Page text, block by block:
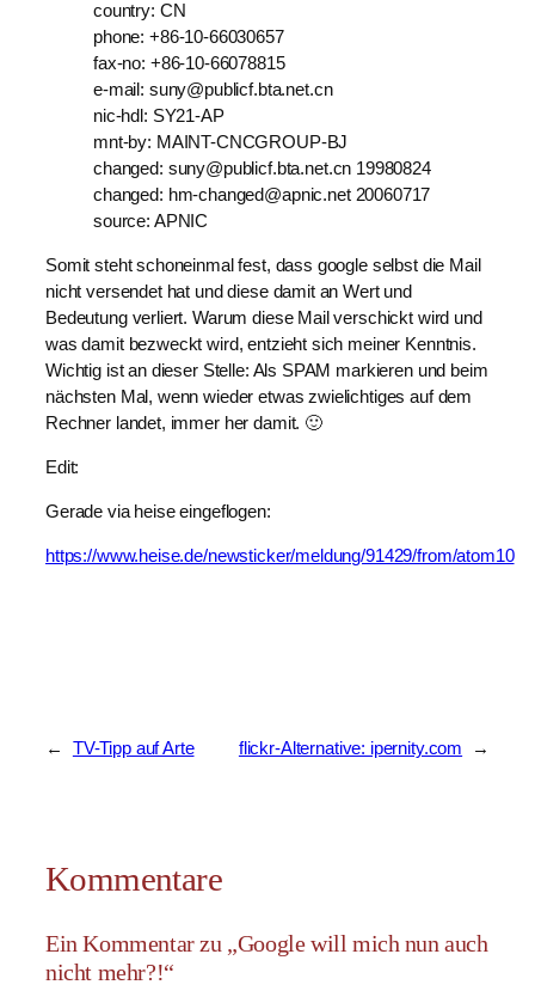
country: CN
phone: +86-10-66030657
fax-no: +86-10-66078815
e-mail: suny@publicf.bta.net.cn
nic-hdl: SY21-AP
mnt-by: MAINT-CNCGROUP-BJ
changed: suny@publicf.bta.net.cn 19980824
changed: hm-changed@apnic.net 20060717
source: APNIC
Somit steht schoneinmal fest, dass google selbst die Mail
nicht versendet hat und diese damit an Wert und
Bedeutung verliert. Warum diese Mail verschickt wird und
was damit bezweckt wird, entzieht sich meiner Kenntnis.
Wichtig ist an dieser Stelle: Als SPAM markieren und beim
nächsten Mal, wenn wieder etwas zwielichtiges auf dem
Rechner landet, immer her damit. 🙂
Edit:
Gerade via heise eingeflogen:
https://www.heise.de/newsticker/meldung/91429/from/atom10
← TV-Tipp auf Arte flickr-Alternative: ipernity.com →
Kommentare
Ein Kommentar zu „Google will mich nun auch
nicht mehr?!“